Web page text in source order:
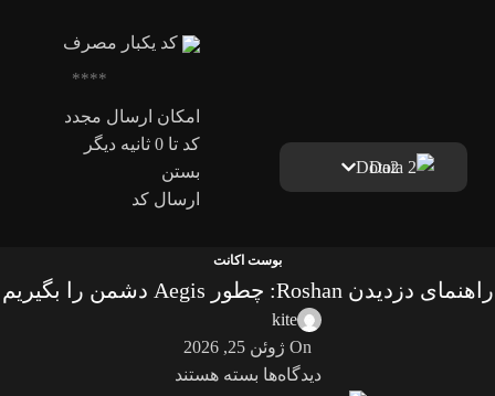
کد یکبار مصرف
امکان ارسال مجدد
کد تا 0ثانیه دیگر
بستن
ارسال کد
Dota2
بوست اکانت
راهنمای دزدیدن Roshan: چطور Aegis دشمن را بگیریم
kite
On ژوئن 25, 2026
دیدگاه‌ها بسته هستند